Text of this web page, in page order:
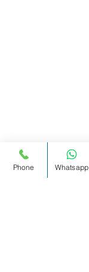
Phone Whatsapp